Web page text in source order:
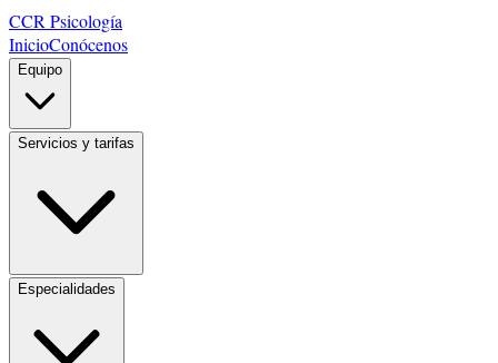
CCR Psicología
InicioConócenos
Equipo
Servicios y tarifas
Especialidades